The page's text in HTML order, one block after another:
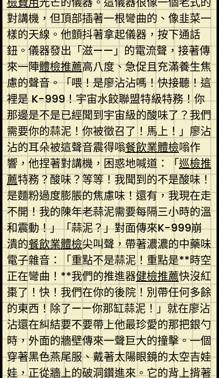
對講機，但頂部插著一根彎曲的、像韭菜一
樣的天線。他顫抖著拿起儀器，按下通話
鈕。儀器發出「滋——」的電流聲，接著傳
來一陣體檢推薦高八度、急促且充滿養生焦
慮的聲音。「喂！是廖沾沾嗎！快接聽！這
裡是 K-999！宇宙水餃聯盟特級特務！你
那邊是不是已經聞到宇宙級的酸味了？我們
需要你的蒜泥！你被徵召了！馬上！」廖沾
沾的耳朵被這聲音震得嗡餐飲業體檢嗡作
響，他捏著對講機，困惑地喊道：「巡檢推
薦特務？酸味？等等！我聞到的不是酸味！
是麵粉過度膨脹的焦慮味！還有，我現在走
不開！我的陳年老蒜泥需要每隔三小時的溫
和震動！」「蒜泥？」對面傳來K-999崩
潰的餐飲業體檢尖叫聲，帶著濃濃的中藥味
電子雜音：「重點不是蒜泥！重點是**時空
正在彎曲！**我們的推進器健檢推薦快沒紅
棗了！快！我們在你的後院！別帶任何多餘
的東西！除了——你那缸蒜泥！」就在廖沾
沾還在糾結要不要帶上他最珍愛的那把銀勺
時，外面的牆壁傳來一聲巨大的撞擊。一個
穿著黑色燕尾服、戴著太陽眼鏡的太空吉娃
娃，正從牆上的破洞鑽進來。它的背上揹著